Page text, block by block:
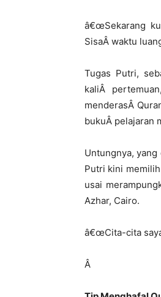
â€œSekarang
SisaÂ waktu
Tugas Putri,
kaliÂ
menderasÂ
bukuÂ pelajaran
Untungnya,
Putri kini
usai
Azhar, Cairo.
â€œCita-cita
Â